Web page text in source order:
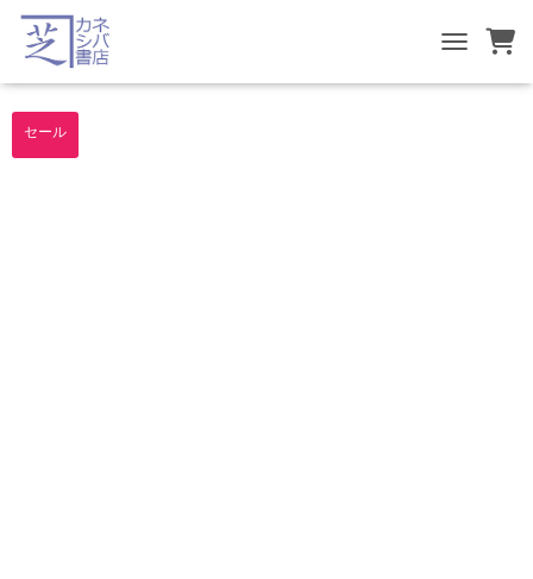
TOGGLE
セール